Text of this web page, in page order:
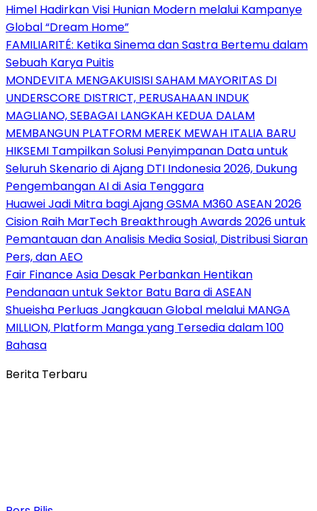
Himel Hadirkan Visi Hunian Modern melalui Kampanye
Global “Dream Home”
FAMILIARITÉ: Ketika Sinema dan Sastra Bertemu dalam
Sebuah Karya Puitis
MONDEVITA MENGAKUISISI SAHAM MAYORITAS DI
UNDERSCORE DISTRICT, PERUSAHAAN INDUK
MAGLIANO, SEBAGAI LANGKAH KEDUA DALAM
MEMBANGUN PLATFORM MEREK MEWAH ITALIA BARU
HIKSEMI Tampilkan Solusi Penyimpanan Data untuk
Seluruh Skenario di Ajang DTI Indonesia 2026, Dukung
Pengembangan AI di Asia Tenggara
Huawei Jadi Mitra bagi Ajang GSMA M360 ASEAN 2026
Cision Raih MarTech Breakthrough Awards 2026 untuk
Pemantauan dan Analisis Media Sosial, Distribusi Siaran
Pers, dan AEO
Fair Finance Asia Desak Perbankan Hentikan
Pendanaan untuk Sektor Batu Bara di ASEAN
Shueisha Perluas Jangkauan Global melalui MANGA
MILLION, Platform Manga yang Tersedia dalam 100
Bahasa
Berita Terbaru